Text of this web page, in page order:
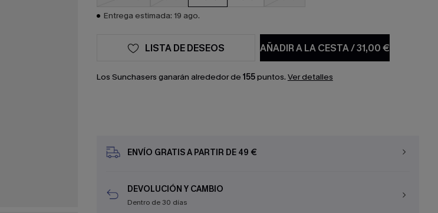
Entrega estimada: 19 ago.
AÑADIR A LA CESTA/31,00 €
LISTA DE DESEOS
Los Sunchasers ganarán alrededor de 155puntos. Ver detalles
ENVÍO GRATIS A PARTIR DE 49 €
DEVOLUCIÓN Y CAMBIO
Dentro de 30 días